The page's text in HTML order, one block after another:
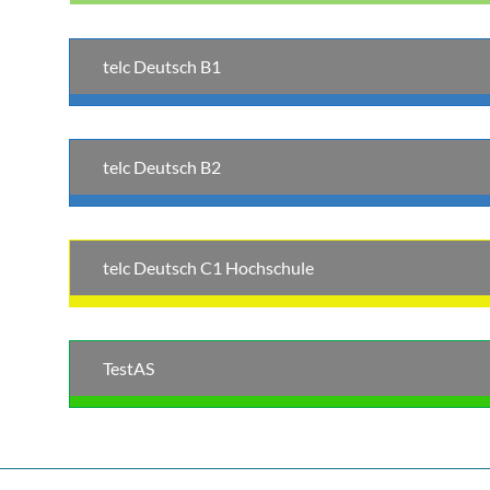
telc Deutsch B1
telc Deutsch B2
telc Deutsch C1 Hochschule
TestAS